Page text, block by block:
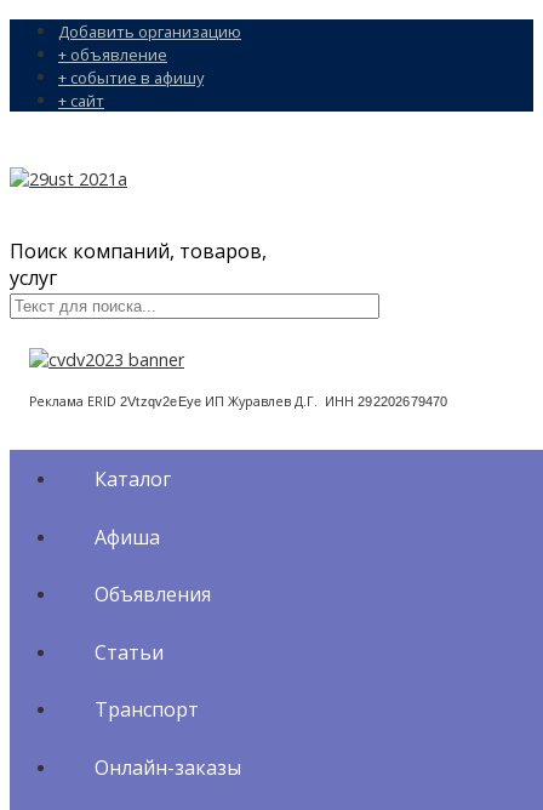
Добавить организацию
+ объявление
+ событие в афишу
+ сайт
Поиск компаний, товаров,
услуг
Реклама ERID 2Vtzqv2eEye ИП Журавлев Д.Г. ИНН292202679470
Каталог
Афиша
Объявления
Статьи
Транспорт
Онлайн-заказы